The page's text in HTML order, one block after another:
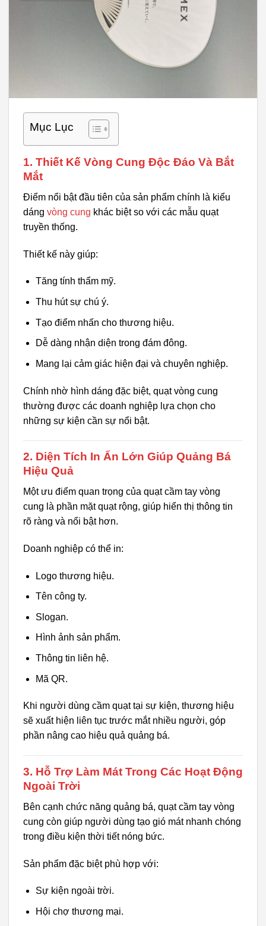
Mục Lục
1. Thiết Kế Vòng Cung Độc Đáo Và Bắt
Mắt
Điểm nổi bật đầu tiên của sản phẩm chính là kiểu
dáng vòng cung khác biệt so với các mẫu quạt
truyền thống.
Thiết kế này giúp:
Tăng tính thẩm mỹ.
Thu hút sự chú ý.
Tạo điểm nhấn cho thương hiệu.
Dễ dàng nhận diện trong đám đông.
Mang lại cảm giác hiện đại và chuyên nghiệp.
Chính nhờ hình dáng đặc biệt, quạt vòng cung
thường được các doanh nghiệp lựa chọn cho
những sự kiện cần sự nổi bật.
2. Diện Tích In Ấn Lớn Giúp Quảng Bá
Hiệu Quả
Một ưu điểm quan trọng của quạt cầm tay vòng
cung là phần mặt quạt rộng, giúp hiển thị thông tin
rõ ràng và nổi bật hơn.
Doanh nghiệp có thể in:
Logo thương hiệu.
Tên công ty.
Slogan.
Hình ảnh sản phẩm.
Thông tin liên hệ.
Mã QR.
Khi người dùng cầm quạt tại sự kiện, thương hiệu
sẽ xuất hiện liên tục trước mắt nhiều người, góp
phần nâng cao hiệu quả quảng bá.
3. Hỗ Trợ Làm Mát Trong Các Hoạt Động
Ngoài Trời
Bên cạnh chức năng quảng bá, quạt cầm tay vòng
cung còn giúp người dùng tạo gió mát nhanh chóng
trong điều kiện thời tiết nóng bức.
Sản phẩm đặc biệt phù hợp với:
Sự kiện ngoài trời.
Hội chợ thương mại.